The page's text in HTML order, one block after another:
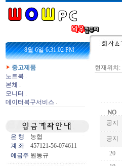
8월 6일 6:31:02 PM
중고제품
노트북 .
본체 .
모니터 .
데이터복구서비스 .
은 행
농협
계 좌
457121-56-074611
예금주 원동규
현재위치:
공지
공지
20